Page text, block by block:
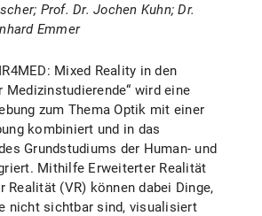
Prof. Dr. Jochen Kuhn; Dr.
Emmer
Mixed Reality in den
Medizinstudierende“ wird eine
zum Thema Optik mit einer
kombiniert und in das
Grundstudiums der Human- und
Mithilfe Erweiterter Realität
Realität (VR) können dabei Dinge,
nicht sichtbar sind, visualisiert